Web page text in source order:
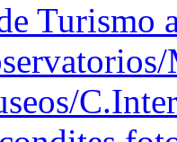
Turismo